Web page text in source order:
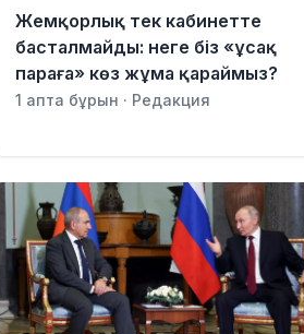
Жемқорлық тек кабинетте
басталмайды: неге біз «ұсақ
параға» көз жұма қараймыз?
1 апта бұрын · Редакция